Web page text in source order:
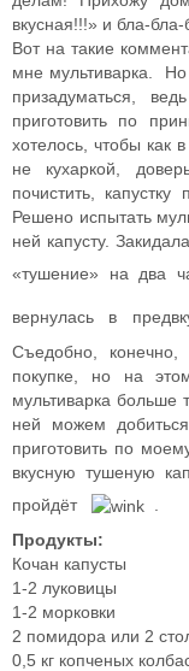
вкусная!!!» и бла-
Вот на такие
мне мультиварка.
призадуматься,
приготовить по
хотелось, чтобы как
не кухаркой,
почистить,
Решено испытать
ней капусту.
«тушение» на два
вернулась в
Съедобно,
покупке, но на
мультиварка больше
ней можем
приготовить по
вкусную тушеную
пройдёт
Продукты:
Кочан капусты
1-2 луковицы
1-2 морковки
2 помидора или 2
0,5 кг копченых